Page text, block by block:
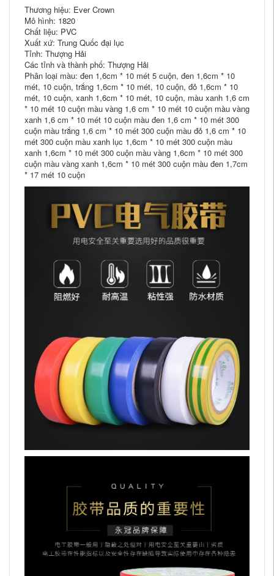
Thương hiệu: Ever Crown
Mô hình: 1820
Chất liệu: PVC
Xuất xứ: Trung Quốc đại lục
Tỉnh: Thượng Hải
Các tỉnh và thành phố: Thượng Hải
Phân loại màu: đen 1,6cm * 10 mét 5 cuộn, đen 1,6cm * 10
mét, 10 cuộn, trắng 1,6cm * 10 mét, 10 cuộn, đỏ 1,6cm * 10
mét, 10 cuộn, xanh 1,6cm * 10 mét, 10 cuộn, màu xanh 1,6 cm
* 10 mét 10 cuộn màu vàng 1,6 cm * 10 mét 10 cuộn màu vàng
xanh 1,6 cm * 10 mét 10 cuộn màu đen 1,6 cm * 10 mét 300
cuộn màu trắng 1,6 cm * 10 mét 300 cuộn màu đỏ 1,6 cm * 10
mét 300 cuộn màu xanh lục 1,6cm * 10 mét 300 cuộn màu
xanh 1,6cm * 10 mét 300 cuộn màu vàng 1,6cm * 10 mét 300
cuộn màu vàng xanh 1,6cm * 10 mét 300 cuộn màu đen 1,7cm
* 17 mét 10 cuộn